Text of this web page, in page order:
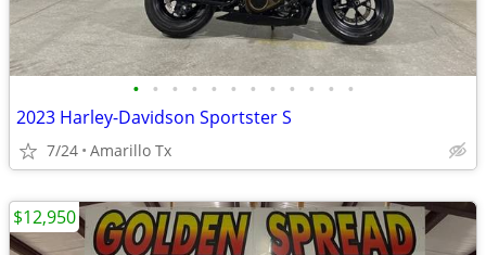
• • • • • • • • • • • •
2023 Harley-Davidson Sportster S
7/24 Amarillo Tx
$12,950